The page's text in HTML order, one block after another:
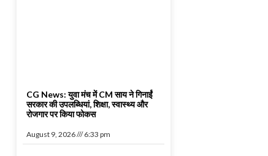
CG News: युवा मंच में CM साय ने गिनाईं
सरकार की उपलब्धियां, शिक्षा, स्वास्थ्य और
रोजगार पर किया फोकस
August 9, 2026 6:33 pm